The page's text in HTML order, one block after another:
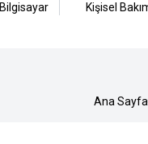
Bilgisayar Kişisel
Ana Sayfa